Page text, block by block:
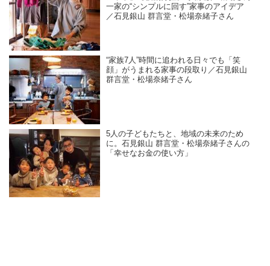
一家の“シンプルに回す”家事のアイデア
／石見銀山 群言堂・松場奈緒子さん
“家族7人”時間に追われる日々でも「笑
顔」がうまれる家事の段取り／石見銀山
群言堂・松場奈緒子さん
5人の子どもたちと、地域の未来のため
に。石見銀山 群言堂・松場奈緒子さんの
「幸せなお金の使い方」